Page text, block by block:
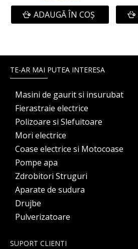
ADAUGĂ ÎN COŞ
TE-AR MAI PUTEA INTERESA
Masini de gaurit si insurubat
Fierastraie electrice
Polizoare si Slefuitoare
Mori electrice
Coase electrice si Motocoase
Pompe apa
Zdrobitori Struguri
Aparate de sudura
Drujbe
Pulverizatoare
SUPORT CLIENTI